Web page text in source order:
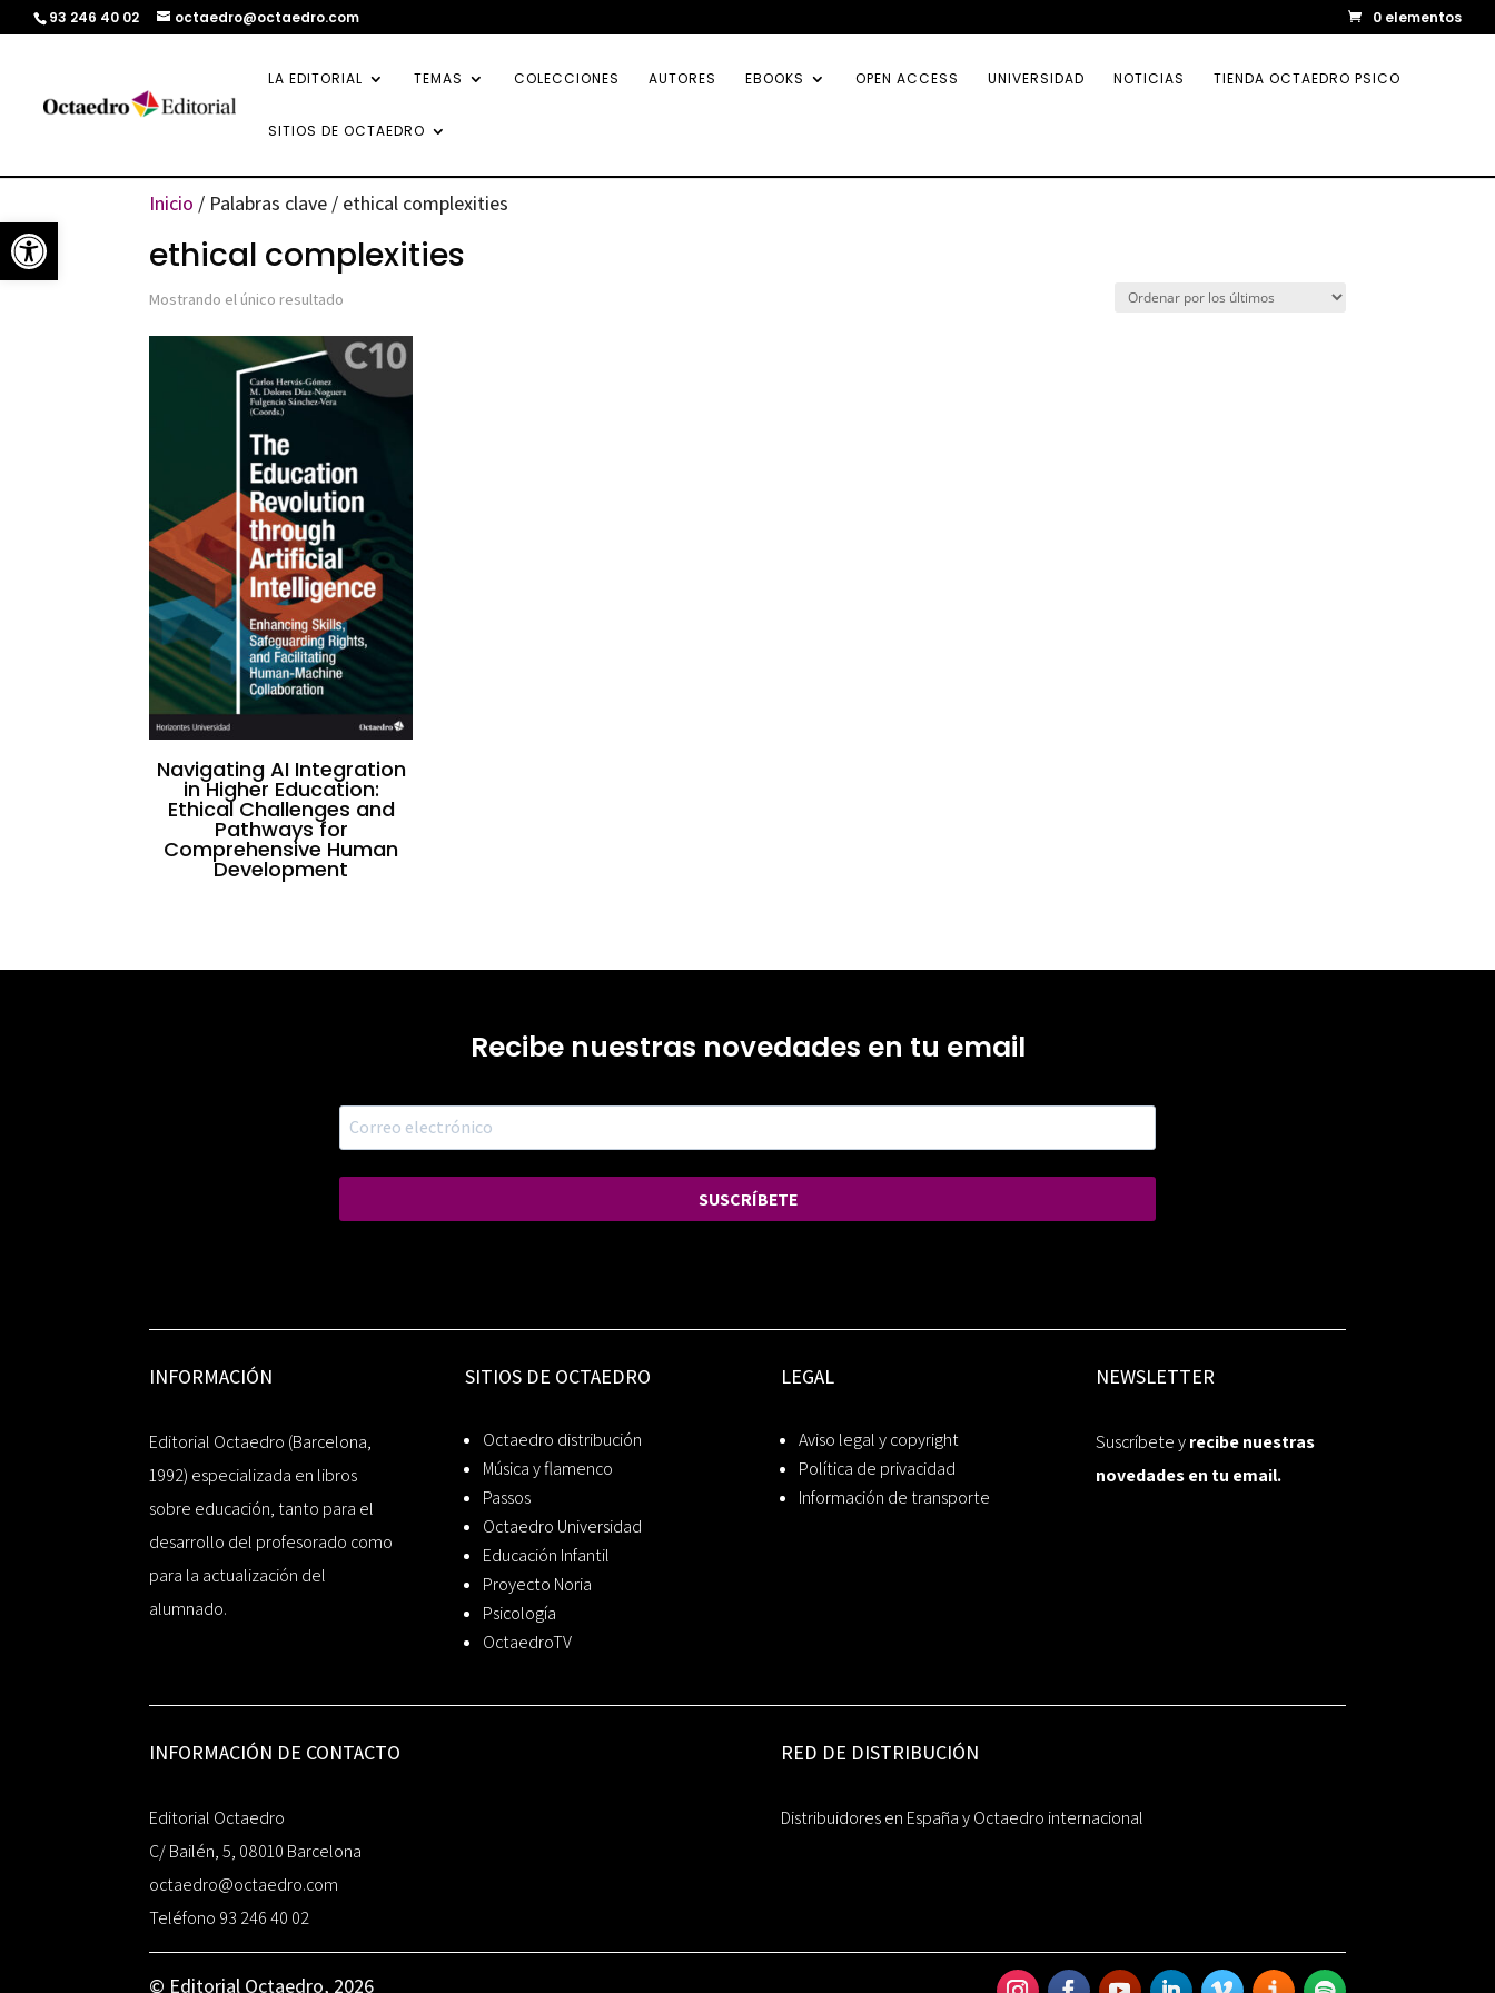
Abrir barra de herramientas
93 246 40 02 octaedro@octaedro.com 0 elementos
LA EDITORIAL TEMAS COLECCIONES AUTORES EBOOKS OPEN ACCESS UNIVERSIDAD NOTICIAS TIENDA OCTAEDRO PSICO
SITIOS DE OCTAEDRO
Inicio / Palabras clave / ethical complexities
ethical complexities
Mostrando el único resultado
Navigating AI Integration
in Higher Education:
Ethical Challenges and
Pathways for
Comprehensive Human
Development
Recibe nuestras novedades en tu email
SUSCRÍBETE
INFORMACIÓN
Editorial Octaedro (Barcelona,
1992) especializada en libros
sobre educación, tanto para el
desarrollo del profesorado como
para la actualización del
alumnado.
SITIOS DE OCTAEDRO
Octaedro distribución
Música y flamenco
Passos
Octaedro Universidad
Educación Infantil
Proyecto Noria
Psicología
OctaedroTV
LEGAL
Aviso legal y copyright
Política de privacidad
Información de transporte
NEWSLETTER
Suscríbete yrecibe nuestras
novedades en tu email.
INFORMACIÓN DE CONTACTO
Editorial Octaedro
C/ Bailén, 5, 08010 Barcelona
octaedro@octaedro.com
Teléfono 93 246 40 02
RED DE DISTRIBUCIÓN
Distribuidores en España y Octaedro internacional
© Editorial Octaedro, 2026